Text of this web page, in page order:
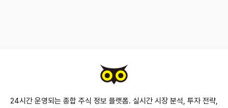
24시간 운영되는 종합 주식 정보 플랫폼. 실시간 시장 분석, 투자 전략,